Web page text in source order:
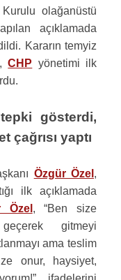
olağanüstü
açıklamada
Kararın temyiz
CHP yönetimi ilk
gösterdi,
çağrısı yaptı
Özgür Özel ,
ilk açıklamada
Özel , “Ben size
gitmeyi
ama teslim
onur, haysiyet,